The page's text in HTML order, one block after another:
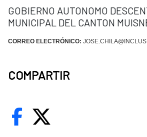
GOBIERNO AUTONOMO
MUNICIPAL DEL CANTON
CORREO ELECTRÓNICO:
COMPARTIR